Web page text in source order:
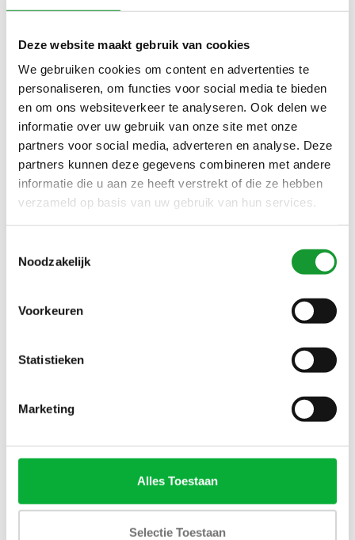
Deze website maakt gebruik van cookies
We gebruiken cookies om content en advertenties te
personaliseren, om functies voor social media te bieden
en om ons websiteverkeer te analyseren. Ook delen we
informatie over uw gebruik van onze site met onze
partners voor social media, adverteren en analyse. Deze
partners kunnen deze gegevens combineren met andere
informatie die u aan ze heeft verstrekt of die ze hebben
verzameld op basis van uw gebruik van hun services.
Noodzakelijk
Voorkeuren
Statistieken
Marketing
Alles Toestaan
Selectie Toestaan
SALE-41%
LACOSTE HEREN SWEAT
VEST ANTRACIET GRIJS
SALE-57%
LACOSTE HEREN SWEAT
VEST LICHTGRIJS
Bekijk alle9maten
SALE-26%
Bekijk alle9maten